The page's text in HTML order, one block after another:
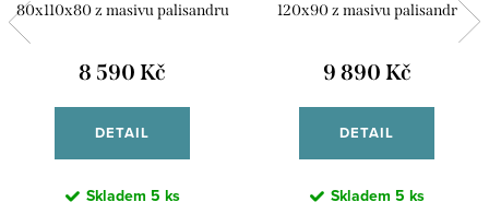
80x110x80 z masivu palisandru
8 590 Kč
DETAIL
Skladem 5 ks
120x90 z masivu palisandr
9 890 Kč
DETAIL
Skladem 5 ks